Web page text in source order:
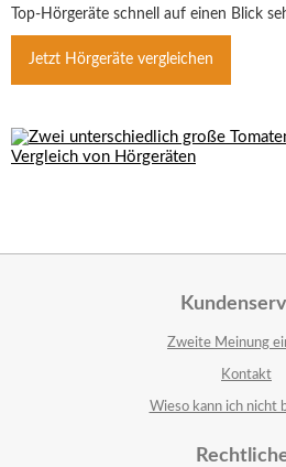
Top-Hörgeräte schnell auf einen Blick
Jetzt Hörgeräte vergleichen
Zweite Meinung
Kontakt
Wieso kann ich nicht